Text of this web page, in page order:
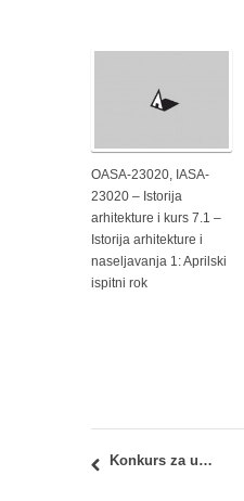
OASA-23020, IASA-
23020 – Istorija
arhitekture i kurs 7.1 –
Istorija arhitekture i
naseljavanja 1: Aprilski
ispitni rok
Konkurs za umetničke radove na Mikser festivalu 2019: BlackBox – Mrtva priroda